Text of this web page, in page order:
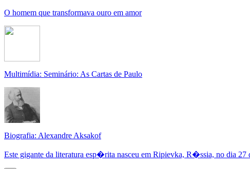
O homem que transformava ouro em amor
Multimídia: Seminário: As Cartas de Paulo
Biografia: Alexandre Aksakof
Este gigante da literatura esp�rita nasceu em Ripievka, R�ssia, no dia 27